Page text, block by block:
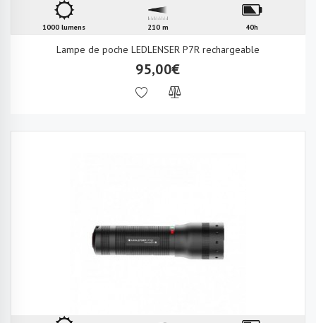
1000 lumens 210 m 40h
Lampe de poche LEDLENSER P7R rechargeable
95,00€